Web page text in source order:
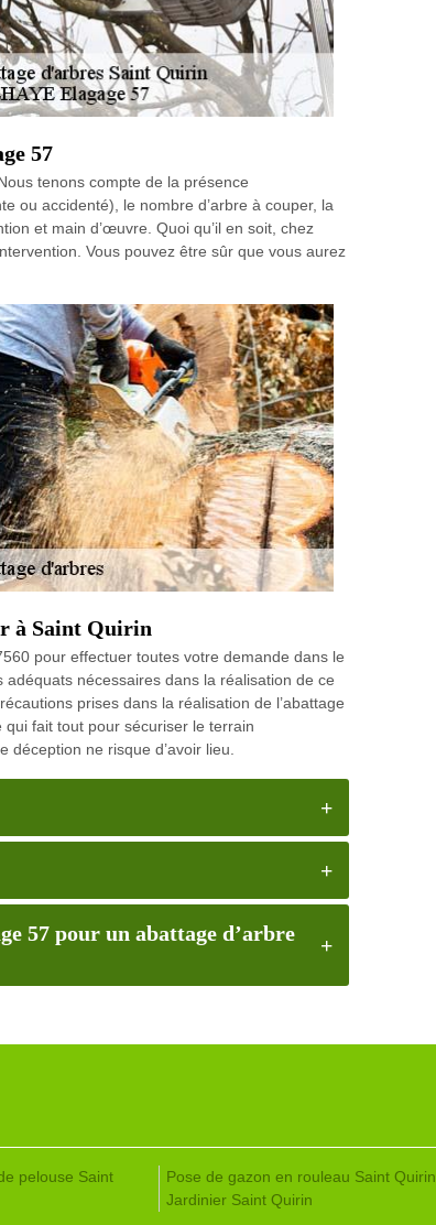
57
tenons compte de la présence
ou accidenté), le nombre d’arbre à couper, la
et main d’œuvre. Quoi qu’il en soit, chez
Vous pouvez être sûr que vous aurez
à Saint Quirin
pour effectuer toutes votre demande dans le
nécessaires dans la réalisation de ce
prises dans la réalisation de l’abattage
qui fait tout pour sécuriser le terrain
ne risque d’avoir lieu.
57 pour un abattage d’arbre
pelouse Saint
Pose de gazon en rouleau Saint Quirin
Jardinier Saint Quirin